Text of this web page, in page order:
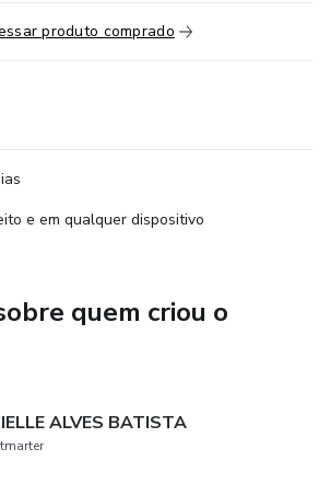
cá e sente-se à mesa conosco.
produto comprado
e em qualquer dispositivo
quem criou o
ALVES BATISTA